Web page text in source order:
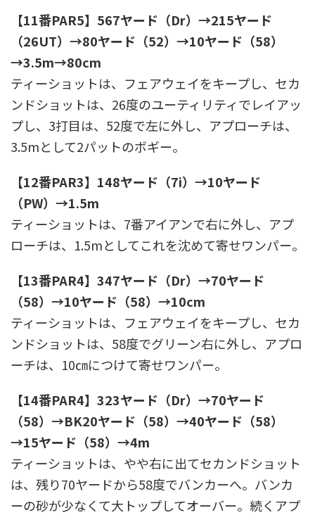
【11番PAR5】567ヤード（Dr）→215ヤード
（26UT）→80ヤード（52）→10ヤード（58）
→3.5m→80cm
ティーショットは、フェアウェイをキープし、セカ
ンドショットは、26度のユーティリティでレイアッ
プし、3打目は、52度で左に外し、アプローチは、
3.5mとして2パットのボギー。
【12番PAR3】148ヤード（7i）→10ヤード
（PW）→1.5m
ティーショットは、7番アイアンで右に外し、アプ
ローチは、1.5mとしてこれを沈めて寄せワンパー。
【13番PAR4】347ヤード（Dr）→70ヤード
（58）→10ヤード（58）→10cm
ティーショットは、フェアウェイをキープし、セカ
ンドショットは、58度でグリーン右に外し、アプロ
ーチは、10㎝につけて寄せワンパー。
【14番PAR4】323ヤード（Dr）→70ヤード
（58）→BK20ヤード（58）→40ヤード（58）
→15ヤード（58）→4m
ティーショットは、やや右に出てセカンドショット
は、残り70ヤードから58度でバンカーへ。バンカ
ーの砂が少なくて大トップしてオーバー。続くアプ